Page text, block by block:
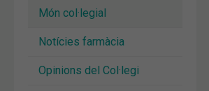
Món col·legial
Notícies farmàcia
Opinions del Col·legi